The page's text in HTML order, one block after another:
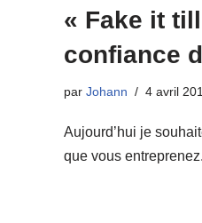
« Fake it
confiance
par Johann 4 avril
Aujourd’hui je
que vous